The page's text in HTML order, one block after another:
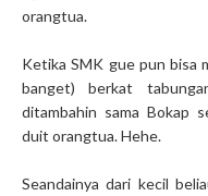
orangtua.
Ketika SMK gue pun bisa
banget) berkat
ditambahin sama Bokap
duit orangtua. Hehe.
Seandainya dari kecil